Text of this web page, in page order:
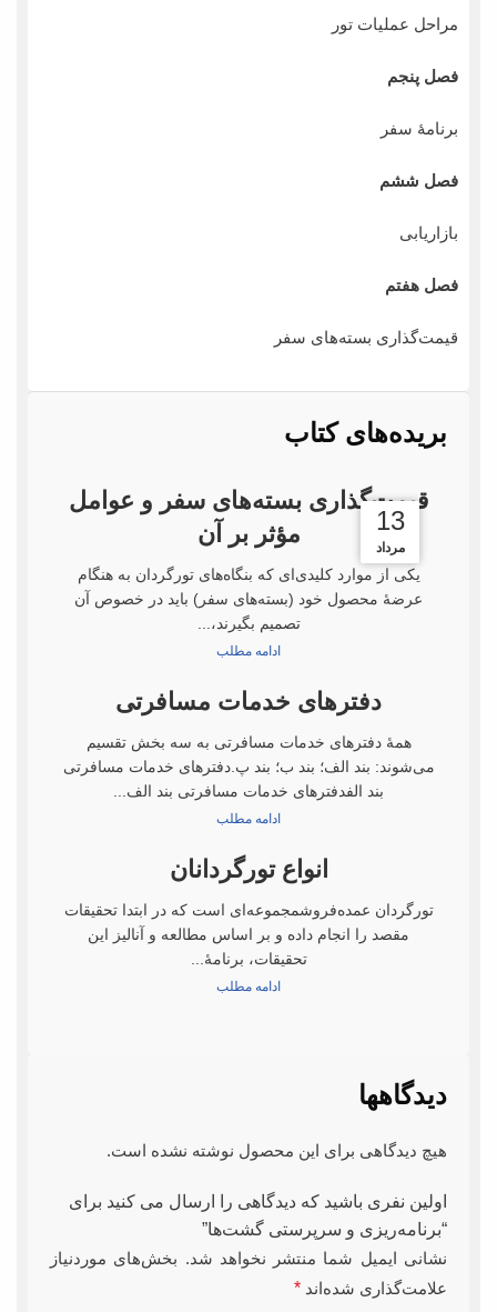
مراحل عملیات تور
فصل پنجم
برنامۀ سفر
فصل ششم
بازاریابی
فصل هفتم
قیمت‌گذاری بسته‌های سفر
بریده‌های کتاب
12
آذر
قیمت‌گذاری بسته‌های سفر و عوامل
مؤثر بر آن
یکی از موارد کلیدی‌ای که بنگاه‌های تورگردان به هنگام
عرضۀ محصول خود (بسته‌های سفر) باید در خصوص آن
تصمیم بگیرند،...
ادامه مطلب
25
آبان
دفترهای خدمات مسافرتی
همۀ دفترهای خدمات مسافرتی به سه بخش تقسیم
می‌شوند: بند الف؛ بند ب؛ بند پ.دفترهای خدمات مسافرتی
بند الفدفترهای خدمات مسافرتی بند الف...
ادامه مطلب
13
مرداد
انواع تورگردانان
تورگردان عمده‌فروشمجموعه‌ای است که در ابتدا تحقیقات
مقصد را انجام داده و بر اساس مطالعه و آنالیز این
تحقیقات، برنامۀ...
ادامه مطلب
دیدگاهها
هیچ دیدگاهی برای این محصول نوشته نشده است.
اولین نفری باشید که دیدگاهی را ارسال می کنید برای
“برنامه‌‌ریزی و سرپرستی گشت‌‌ها”
نشانی ایمیل شما منتشر نخواهد شد. بخش‌های موردنیاز
علامت‌گذاری شده‌اند *